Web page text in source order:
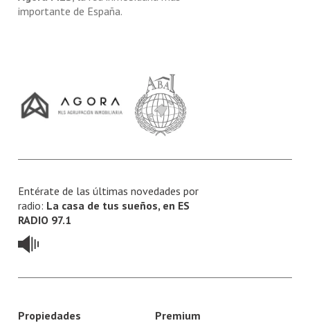
importante de España.
Entérate de las últimas novedades por
radio: La casa de tus sueños, en ES
RADIO 97.1
Propiedades Premium